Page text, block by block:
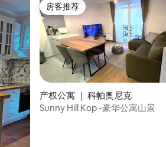
房客推荐
房客推荐
产权公寓 ｜ 科帕奥尼克
Sunny Hill Kop -豪华公寓山景